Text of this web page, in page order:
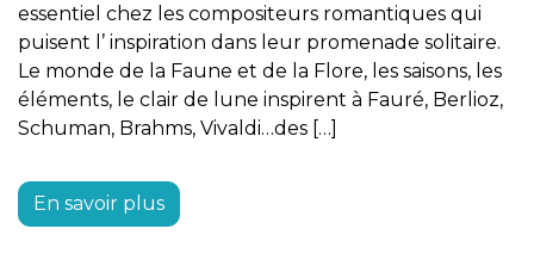
essentiel chez les compositeurs romantiques qui
puisent l’ inspiration dans leur promenade solitaire.
Le monde de la Faune et de la Flore, les saisons, les
éléments, le clair de lune inspirent à Fauré, Berlioz,
Schuman, Brahms, Vivaldi…des […]
En savoir plus